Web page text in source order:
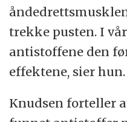
trekke pusten. I
antistoffene den
effektene, sier hun.
Knudsen forteller